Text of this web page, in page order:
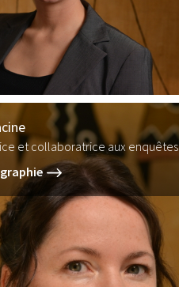
et collaboratrice aux enquêtes